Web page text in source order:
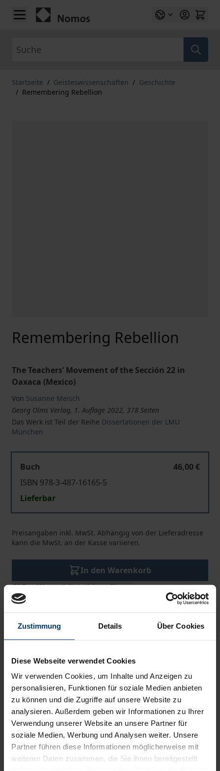
Zustimmung Details Über Cookies
Diese Webseite verwendet Cookies
Wir verwenden Cookies, um Inhalte und Anzeigen zu
personalisieren, Funktionen für soziale Medien anbieten
zu können und die Zugriffe auf unsere Website zu
analysieren. Außerdem geben wir Informationen zu Ihrer
Verwendung unserer Website an unsere Partner für
soziale Medien, Werbung und Analysen weiter. Unsere
Partner führen diese Informationen möglicherweise mit
weiteren Daten zusammen, die Sie ihnen bereitgestellt
Zum Inhalt springen
Startseite / Geisteswissenschaften / Geschichte
/ Remembering Rebellion
Remembering Rebellion
The Teachers’ Movement of the Sección 22 in
Oaxaca (Mexico)
Von Susanne Meisch
Georg Olms Verlag, 1. Auflage 2022, 378 Seiten
Das Werk ist Teil der Reihe Dissertationen der LMU
München
Buch
46,00 €
ISBN 978-3-487-16165-5
Lieferbar
Preisangaben inkl. MwSt. Abhängig von der Lieferadresse
kann die MwSt. an der Kasse variieren.
In den Warenkorb
Zur Wunschliste hinzufügen
Hinweise zu Versandkosten
Der Bundesstaat Oaxaca hat in Mexiko schon immer
eine Sonderstellung eingenommen: Er gehört nicht
nur zu den ärmsten, sondern seine Bevölkerung gilt
auch als besonders kämpferisch. Es scheint daher
nicht verwunderlich, dass der Bundesstaat die
prominenteste und lautstärkste
Gewerkschaftssektion der Lehrergewerkschaft